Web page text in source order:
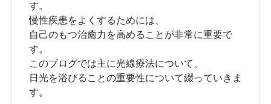
す。
慢性疾患をよくするためには、
自己のもつ治癒力を高めることが非常に重要で
す。
このブログでは主に光線療法について、
日光を浴びることの重要性について綴っていきま
す。